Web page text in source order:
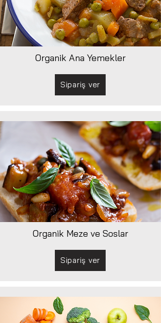
Organik Ana Yemekler
Sipariş ver
Organik Meze ve Soslar
Sipariş ver